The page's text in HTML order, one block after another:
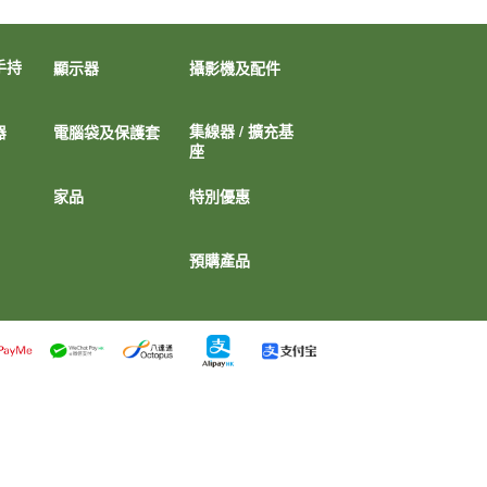
持 顯示器 攝影機及配件
電腦袋及保護套
集線器 / 擴充基
座
家品 特別優惠
預購產品